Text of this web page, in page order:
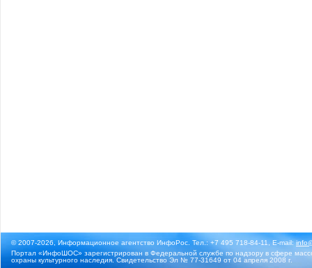
© 2007-2026, Информационное агентство ИнфоРос. Тел.: +7 495 718-84-11, E-mail:
Портал «ИнфоШОС» зарегистрирован в Федеральной службе по надзору в сфере
охраны культурного наследия. Свидетельство Эл № 77-31649 от 04 апреля 2008 г.